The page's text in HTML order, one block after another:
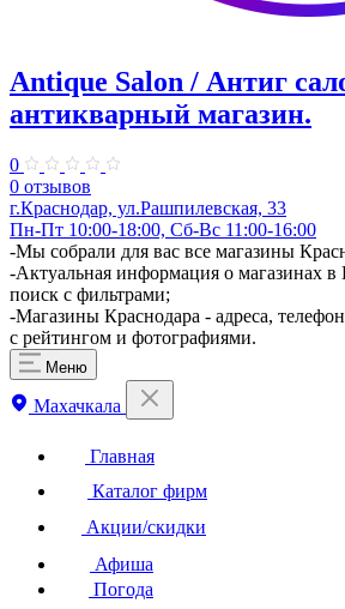
Antique Salon / Антиг
антикварный магазин.
0
0 отзывов
г.Краснодар, ул.​Рашпилевская, 33
Пн-Пт 10:00-18:00, Сб-Вс 11:00-16:00
-Мы собрали для вас все магазины
-Актуальная информация о магазинах в
поиск с фильтрами;
-Магазины Краснодара - адреса,
с рейтингом и фотографиями.
Меню
Махачкала
Главная
Каталог фирм
Акции/скидки
Афиша
Погода